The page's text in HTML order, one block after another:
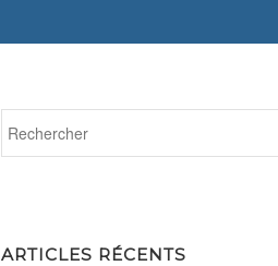
ARTICLES RÉCENTS